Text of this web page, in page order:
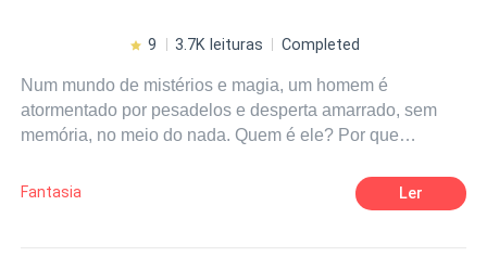
9 3.7K leituras Completed
Num mundo de mistérios e magia, um homem é
atormentado por pesadelos e desperta amarrado, sem
memória, no meio do nada. Quem é ele? Por que
grupo de ladrões procura por pedras encantadas que
valem uma fortuna. Missão simples: roubar, matar, voltar
Fantasia Ler